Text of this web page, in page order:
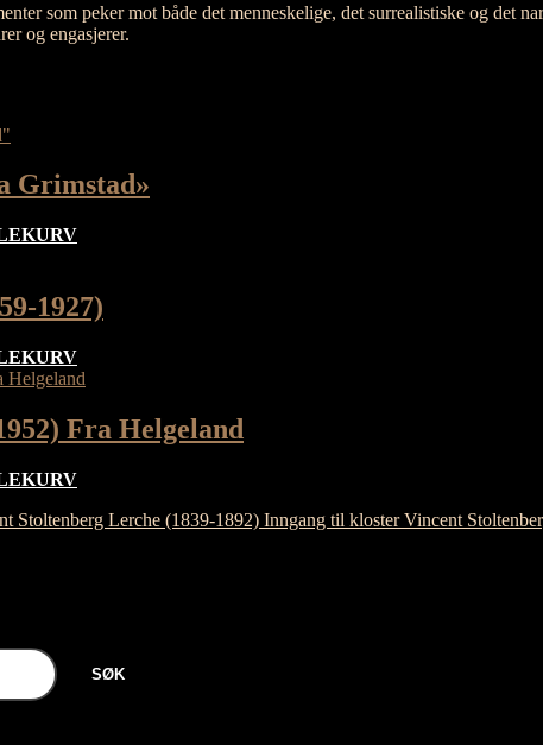
som peker mot både det menneskelige, det surrealistiske og
og engasjerer.
Grimstad»
1927)
Fra Helgeland
Vincent
SØK